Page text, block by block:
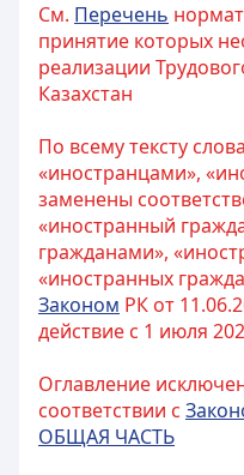
См. Перечень
принятие которых
реализации
Казахстан
По всему тексту
«иностранцами»,
заменены
«иностранный
гражданами»,
«иностранных
Законом РК от
действие с 1 июля
Оглавление
соответствии с
ОБЩАЯ ЧАСТЬ